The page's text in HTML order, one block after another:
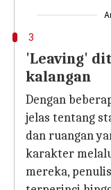
3
'Leaving'
kalangan
Dengan
jelas tentang
dan ruangan
karakter
mereka,